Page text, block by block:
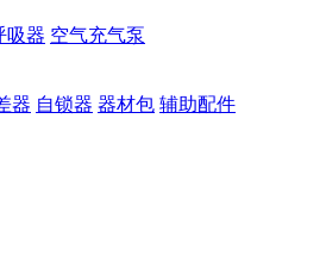
吸器 空气充气泵
器 自锁器 器材包 辅助配件